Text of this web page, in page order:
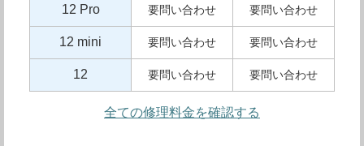
12 Pro 要問い合わせ 要問い合わせ
12 mini 要問い合わせ 要問い合わせ
12 要問い合わせ 要問い合わせ
全ての修理料金を確認する